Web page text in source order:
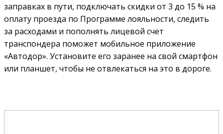
заправках в пути, подключать скидки от 3 до 15 % на
оплату проезда по Программе лояльности, следить
за расходами и пополнять лицевой счет
транспондера поможет мобильное приложение
«Автодор». Установите его заранее на свой смартфон
или планшет, чтобы не отвлекаться на это в дороге.